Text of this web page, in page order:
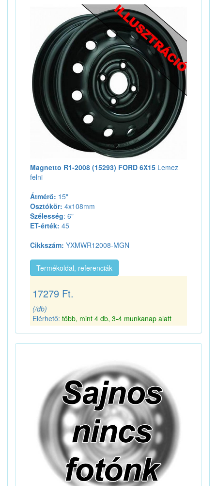
Magnetto R1-2008 (15293) FORD 6X15 Lemez
felni
Átmérő: 15"
Osztókör: 4x108mm
Szélesség: 6"
ET-érték: 45
Cikkszám: YXMWR12008-MGN
Termékoldal, referenciák
17279 Ft.
(/db)
Elérhető: több, mint 4 db, 3-4 munkanap alatt